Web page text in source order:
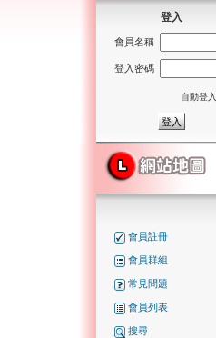
登入
會員名稱
登入密碼
自動登入
會員註冊
會員群組
常見問題
會員列表
搜尋